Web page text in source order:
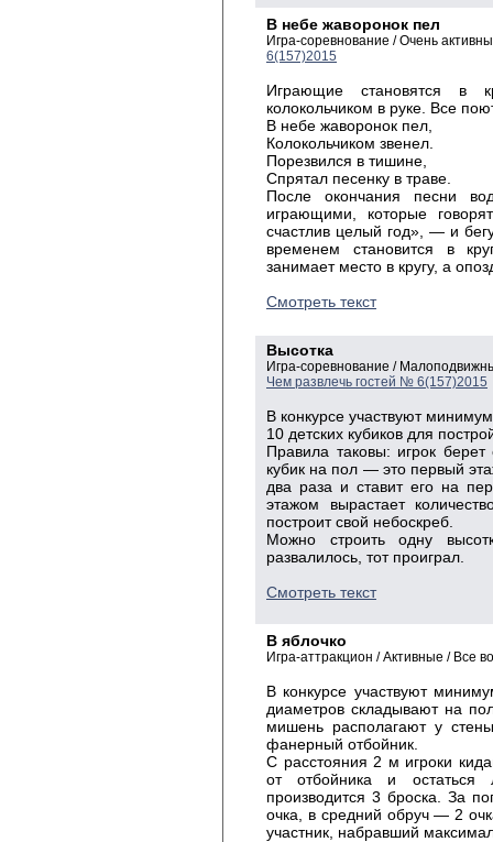
В небе жаворонок пел
Игра-соревнование / Очень
6(157)2015
Играющие становятся в
колокольчиком в руке. Все
В небе жаворонок пел,
Колокольчиком звенел.
Порезвился в тишине,
Спрятал песенку в траве.
После окончания песни
играющими, которые
счастлив целый год», — и
временем становится в
занимает место в кругу, а
Смотреть текст
Высотка
Игра-соревнование /
Чем развлечь гостей № 6(157)2015
В конкурсе участвуют
10 детских кубиков для
Правила таковы: игрок берет
кубик на пол — это первый
два раза и ставит его на
этажом вырастает
построит свой небоскреб.
Можно строить одну
развалилось, тот проиграл.
Смотреть текст
В яблочко
Игра-аттракцион / Активные / Все
В конкурсе участвуют
диаметров складывают на
мишень располагают у
фанерный отбойник.
С расстояния 2 м игроки
от отбойника и
производится 3 броска. За
очка, в средний обруч — 2
участник, набравший